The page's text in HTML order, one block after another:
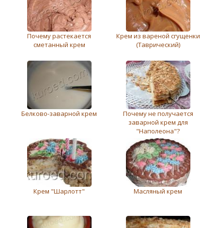
Почему растекается
сметанный крем
Крем из вареной сгущенки
(Таврический)
Белково-заварной крем
Почему не получается
заварной крем для
"Наполеона"?
Крем "Шарлотт" Масляный крем